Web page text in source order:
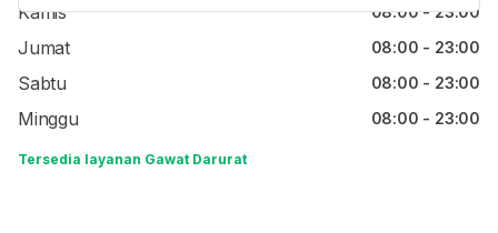
Kamis 08:00 - 23:00
Jumat 08:00 - 23:00
Sabtu 08:00 - 23:00
Minggu 08:00 - 23:00
Tersedia layanan Gawat Darurat